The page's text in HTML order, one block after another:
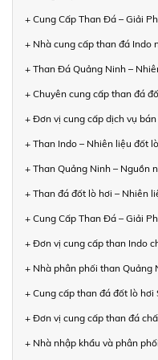
+ Cung Cấp Than Đá – Giải
+ Nhà cung cấp than đá Indo
+ Than Đá Quảng Ninh –
+ Chuyên cung cấp than đá
+ Đơn vị cung cấp dịch vụ
+ Than Indo – Nhiên liệu đốt
+ Than Quảng Ninh – Nguồn
+ Than đá đốt lò hơi – Nhiên
+ Cung Cấp Than Đá – Giải
+ Đơn vị cung cấp than Indo
+ Nhà phân phối than Quảng
+ Cung cấp than đá đốt lò hơi
+ Đơn vị cung cấp than đá
+ Nhà nhập khẩu và phân